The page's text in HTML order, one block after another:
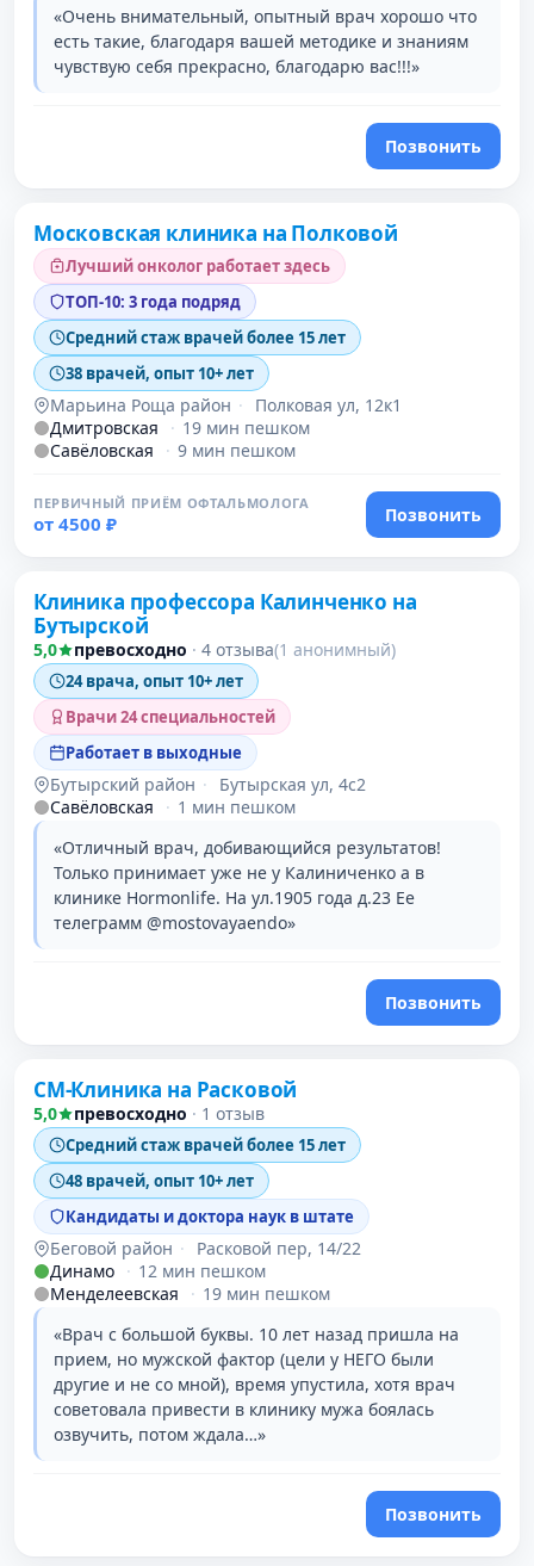
«Очень внимательный, опытный врач хорошо что
есть такие, благодаря вашей методике и знаниям
чувствую себя прекрасно, благодарю вас!!!»
Позвонить
Московская клиника на Полковой
Лучший онколог работает здесь
ТОП-10: 3 года подряд
Средний стаж врачей более 15 лет
38 врачей, опыт 10+ лет
Марьина Роща район ·
Полковая ул, 12к1
Дмитровская
· 19 мин пешком
Савёловская
· 9 мин пешком
ПЕРВИЧНЫЙ ПРИЁМ ОФТАЛЬМОЛОГА
от 4500 ₽
Позвонить
Проверено давно
Клиника профессора Калинченко на
Бутырской
5,0 превосходно · 4 отзыва(1 анонимный)
24 врача, опыт 10+ лет
Врачи 24 специальностей
Работает в выходные
Бутырский район ·
Бутырская ул, 4с2
Савёловская
· 1 мин пешком
«Отличный врач, добивающийся результатов!
Только принимает уже не у Калиниченко а в
клинике Hormonlife. На ул.1905 года д.23 Ее
телеграмм @mostovayaendo»
Позвонить
СМ-Клиника на Расковой
5,0 превосходно · 1 отзыв
Средний стаж врачей более 15 лет
48 врачей, опыт 10+ лет
Кандидаты и доктора наук в штате
Беговой район ·
Расковой пер, 14/22
Динамо · 12 мин пешком
Менделеевская
· 19 мин пешком
«Врач с большой буквы. 10 лет назад пришла на
прием, но мужской фактор (цели у НЕГО были
другие и не со мной), время упустила, хотя врач
советовала привести в клинику мужа боялась
озвучить, потом ждала…»
Позвонить